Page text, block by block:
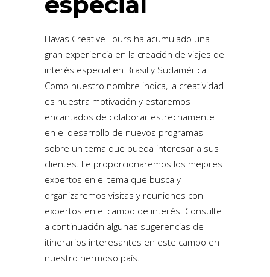
Havas Creative Tours ha acumulado una
gran experiencia en la creación de viajes de
interés especial en Brasil y Sudamérica.
Como nuestro nombre indica, la creatividad
es nuestra motivación y estaremos
encantados de colaborar estrechamente
en el desarrollo de nuevos programas
sobre un tema que pueda interesar a sus
clientes. Le proporcionaremos los mejores
expertos en el tema que busca y
organizaremos visitas y reuniones con
expertos en el campo de interés. Consulte
a continuación algunas sugerencias de
itinerarios interesantes en este campo en
nuestro hermoso país.